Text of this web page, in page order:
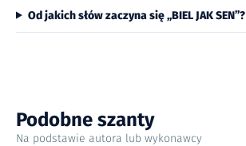
Od jakich słów zaczyna się „BIEL JAK SEN”?
Podobne szanty
Na podstawie autora lub wykonawcy